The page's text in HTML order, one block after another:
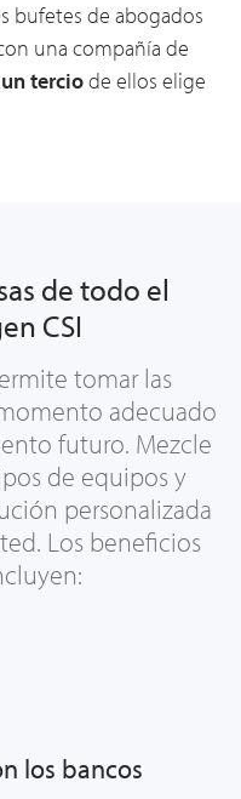
bufetes de abogados
una compañía de
un terciode ellos elige
de todo el
CSI
tomar las
adecuado
futuro. Mezcle
de equipos y
personalizada
Los beneficios
los bancos